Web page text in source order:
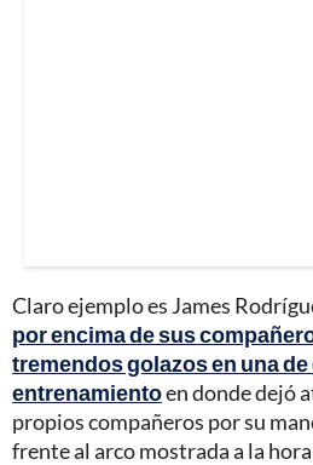
Claro ejemplo es James
por encima de sus
tremendos golazos en una
entrenamientoen donde dejó
propios compañeros por su
frente al arco mostrada a la